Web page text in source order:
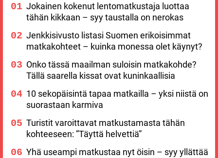
Jokainen kokenut lentomatkustaja luottaa
tähän kikkaan – syy taustalla on nerokas
Jenkkisivusto listasi Suomen erikoisimmat
matkakohteet – kuinka monessa olet käynyt?
Onko tässä maailman suloisin matkakohde?
Tällä saarella kissat ovat kuninkaallisia
10 sekopäisintä tapaa matkailla – yksi niistä on
suorastaan karmiva
Turistit varoittavat matkustamasta tähän
kohteeseen: ”Täyttä helvettiä”
Yhä useampi matkustaa nyt öisin – syy yllättää